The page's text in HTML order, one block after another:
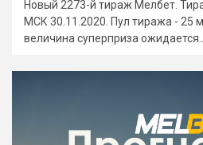
Новый 2273-й тираж Мелбет.
МСК 30.11.2020. Пул тиража - 25
величина суперприза ожидается...